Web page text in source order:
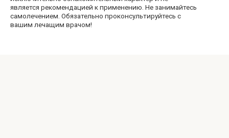
является рекомендацией к применению. Не занимайтесь
самолечением. Обязательно проконсультируйтесь с
вашим лечащим врачом!